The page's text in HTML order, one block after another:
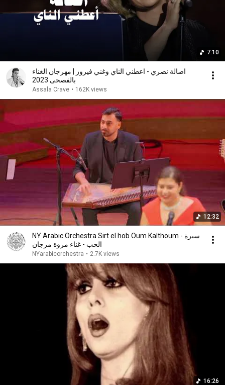
7:10
اصالة نصري - اعطني الناي وغني فيروز | مهرجان الغناء
بالفصحى 2023
Assala Crave • 162K views
12:32
NY Arabic Orchestra Sirt el hob Oum Kalthoum - سيرة
الحب - غناء مروة مرجان
NYarabicorchestra • 2.7K views
16:26